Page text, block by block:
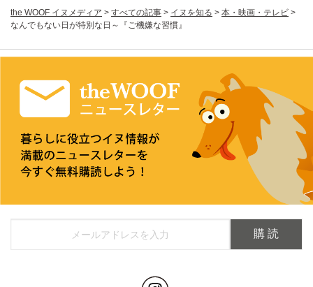
the WOOF イヌメディア > すべての記事 > イヌを知る > 本・映画・テレビ >
なんでもない日が特別な日～『ご機嫌な習慣』